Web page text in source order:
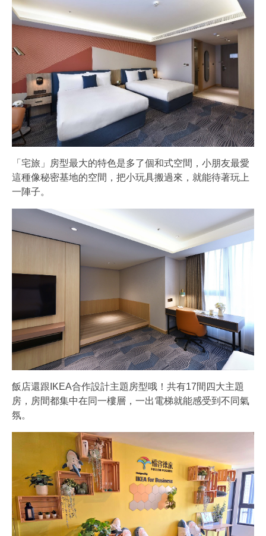
「宅旅」房型最大的特色是多了個和式空間，小朋友最愛
這種像秘密基地的空間，把小玩具搬過來，就能待著玩上
一陣子。
飯店還跟IKEA合作設計主題房型哦！共有17間四大主題
房，房間都集中在同一樓層，一出電梯就能感受到不同氣
氛。